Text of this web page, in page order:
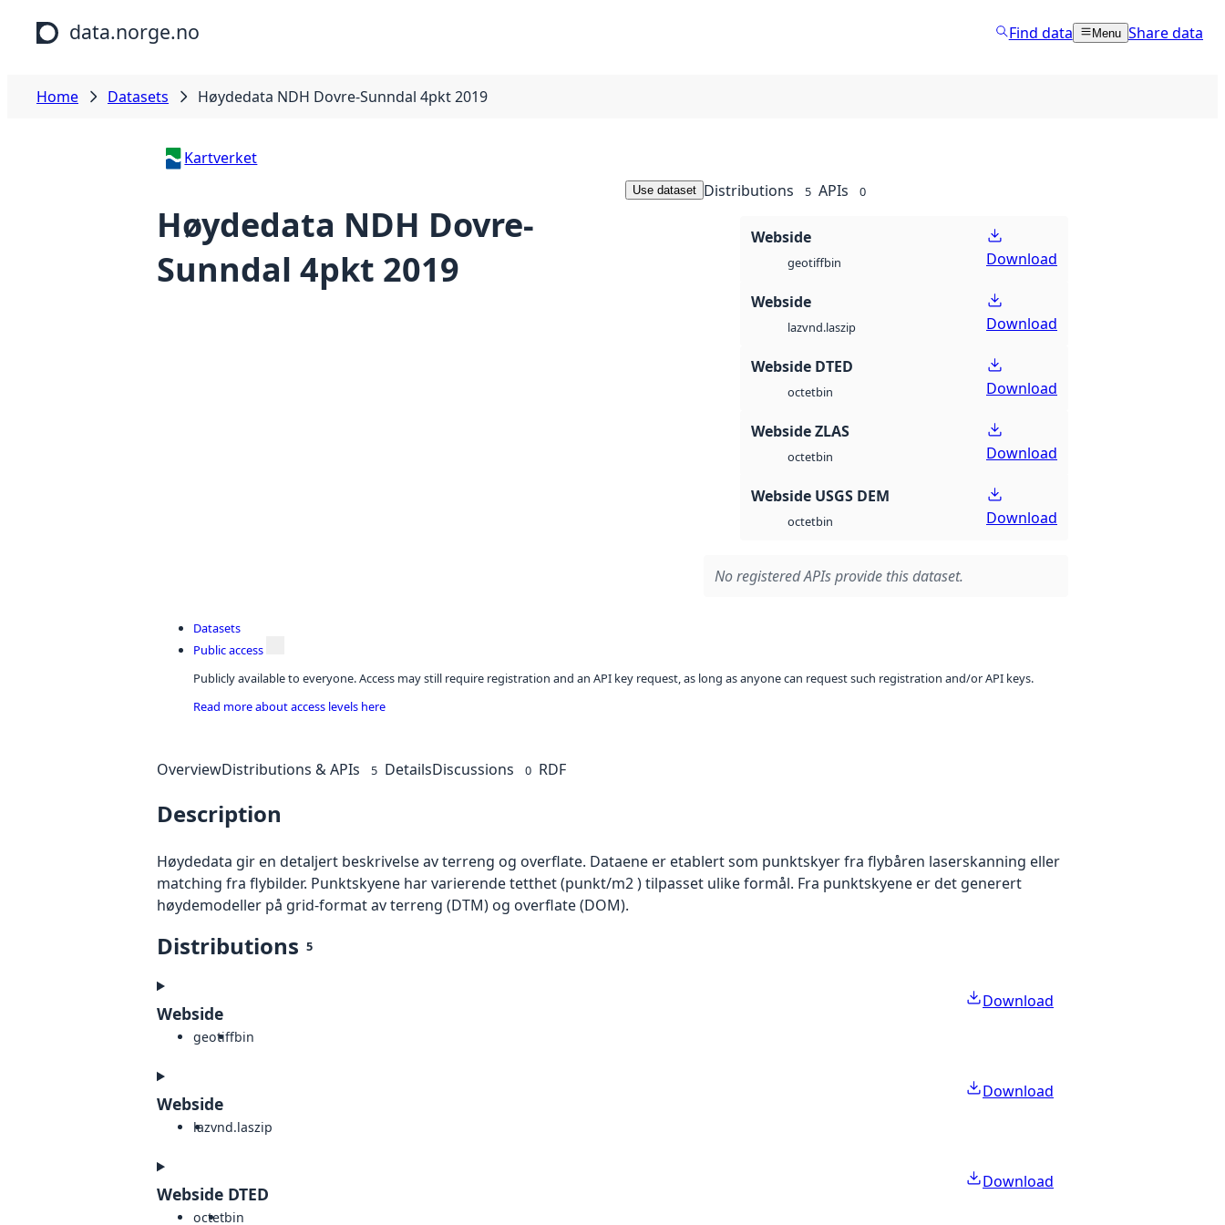
Skip to main content
data.norge.no Find data Menu Share data
Home Datasets Høydedata NDH Dovre-Sunndal 4pkt 2019
Kartverket
Høydedata NDH Dovre-
Sunndal 4pkt 2019
Use dataset Distributions 5 APIs 0
Webside
geotiffbin Download
Webside
lazvnd.laszip Download
Webside DTED
octetbin Download
Webside ZLAS
octetbin Download
Webside USGS DEM
octetbin Download
No registered APIs provide this dataset.
Datasets
Public access
Publicly available to everyone. Access may still require registration and an API key request, as long as anyone can request such registration and/or API keys.
Read more about access levels here
OverviewDistributions & APIs 5 DetailsDiscussions 0 RDF
Description
Høydedata gir en detaljert beskrivelse av terreng og overflate. Dataene er etablert som punktskyer fra flybåren laserskanning eller
matching fra flybilder. Punktskyene har varierende tetthet (punkt/m2 ) tilpasset ulike formål. Fra punktskyene er det generert
høydemodeller på grid-format av terreng (DTM) og overflate (DOM).
Distributions 5
Webside
geotiffbin
Download
Webside
lazvnd.laszip
Download
Webside DTED
octetbin
Download